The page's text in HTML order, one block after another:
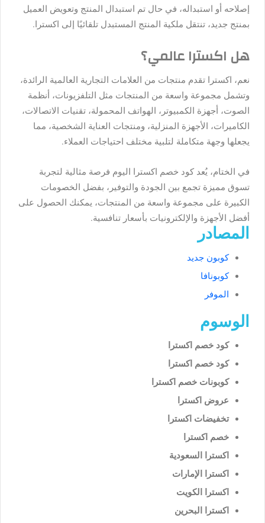
إصلاحه أو استبداله، في حال تم استبدال المنتج وتعويض العميل
بمنتج جديد، تنتقل ملكية المنتج المستبدل تلقائيًا إلى اكسترا.
هل اكسترا عالمي؟
نعم، اكسترا تقدم منتجات من العلامات التجارية العالمية الرائدة،
وتشمل مجموعة واسعة من المنتجات مثل التلفزيونات، أنظمة
الصوت، أجهزة الكمبيوتر، الهواتف المحمولة، تقنيات الاتصالات،
الكاميرات، الأجهزة المنزلية، ومنتجات العناية الشخصية، مما
يجعلها وجهة متكاملة لتلبية مختلف احتياجات العملاء.
في الختام، يُعد كود خصم اكسترا اليوم فرصة مثالية لتجربة
تسوق مميزة تجمع بين الجودة والتوفير، بفضل الخصومات
الكبيرة على مجموعة واسعة من المنتجات، يمكنك الحصول على
أفضل الأجهزة والإلكترونيات بأسعار تنافسية.
المصادر
كوبون جديد
كوبونافا
الموفر
الوسوم
كود خصم اكسترا
كود خصم اكسترا
كوبونات خصم اكسترا
عروض اكسترا
تخفيضات اكسترا
خصم اكسترا
اكسترا السعودية
اكسترا الإمارات
اكسترا الكويت
اكسترا البحرين